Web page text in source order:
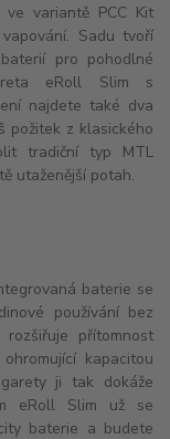
variantě PCC Kit
Sadu tvoří
pro pohodlné
eRoll Slim s
najdete také dva
požitek z klasického
tradiční typ MTL
utaženější potah.
baterie se
používání bez
přítomnost
kapacitou
ji tak dokáže
eRoll Slim už se
baterie a budete